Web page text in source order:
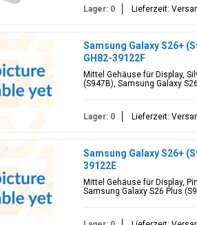
Lager: 0 Lieferzeit:
Samsung Galaxy S26+
GH82-39122F
Mittel Gehäuse für Display,
(S947B), Samsung Galaxy
Lager: 0 Lieferzeit:
Samsung Galaxy S26+
39122E
Mittel Gehäuse für Display,
Samsung Galaxy S26 Plus